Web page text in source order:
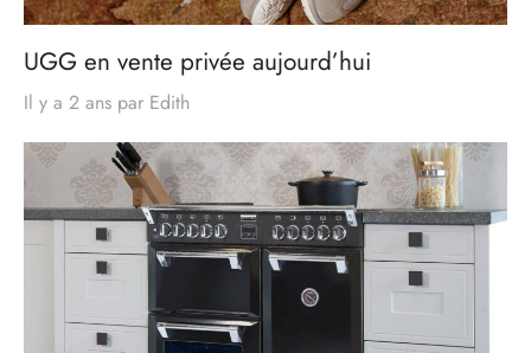
UGG en vente privée aujourd’hui
Il y a 2 ans par Edith